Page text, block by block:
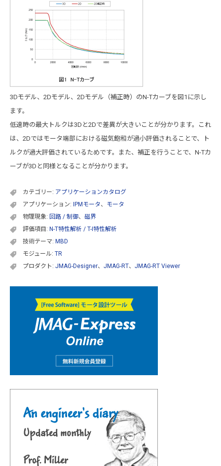
3Dモデル、2Dモデル、2Dモデル（補正時）のN-Tカーブを図1に示し
ます。
低速時の最大トルクは3Dと2Dで差異が大きいことが分かります。これ
は、2Dではモータ端部における磁気飽和が過小評価されることで、ト
ルクが過大評価されているためです。また、補正を行うことで、N-Tカ
ーブが3Dと同様となることが分かります。
カテゴリー: アプリケーションカタログ
アプリケーション:
IPMモータ、 モータ
物理現象: 回路 / 制御、 磁界
評価項目: N-T特性解析 / T-I特性解析
技術テーマ: MBD
モジュール: TR
プロダクト: JMAG-Designer、 JMAG-RT、 JMAG-RT Viewer